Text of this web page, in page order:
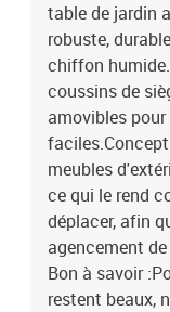
table de jardin
robuste,
chiffon
coussins de
amovibles
meubles
ce qui le rend
déplacer, afin
agencement
Bon à savoir
restent beaux,